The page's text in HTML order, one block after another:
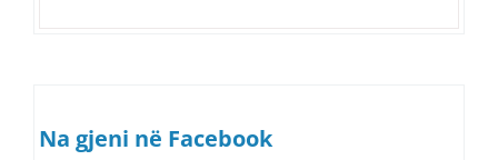
Na gjeni në Facebook